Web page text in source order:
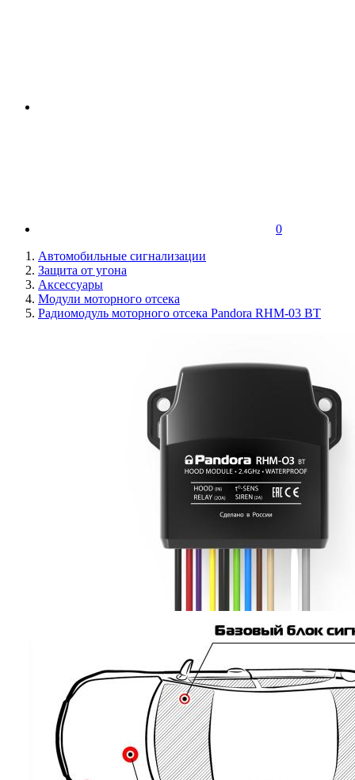
0
Автомобильные сигнализации
Защита от угона
Аксессуары
Модули моторного отсека
Радиомодуль моторного отсека Pandora RHM-03 BT